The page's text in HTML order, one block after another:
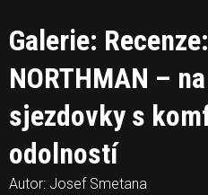
Galerie:
NORTHMAN –
sjezdovky s
odolností
Autor: Josef Smetana